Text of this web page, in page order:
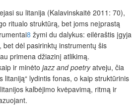
su litanija (Kalavinskaitė 2011: 70),
ritualo struktūrą, bet joms neįprastą
8 žymi du dalykus: eilėraštis įgyja
bet dėl pasirinktų instrumentų šis
primena džiazinį atlikimą.
ir minėto jazz and poetryatveju, čia
litaniją“ lydintis fonas, o kaip struktūrinis
kalbėjimo kvėpavimą, ritmą ir